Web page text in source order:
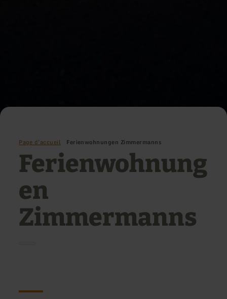
Page d'accueil Ferienwohnungen Zimmermanns
Ferienwohnung
en
Zimmermanns